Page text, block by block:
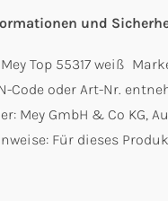
und
Top 55317 weiß
Code oder Art-Nr.
Mey GmbH & Co KG,
Für dieses